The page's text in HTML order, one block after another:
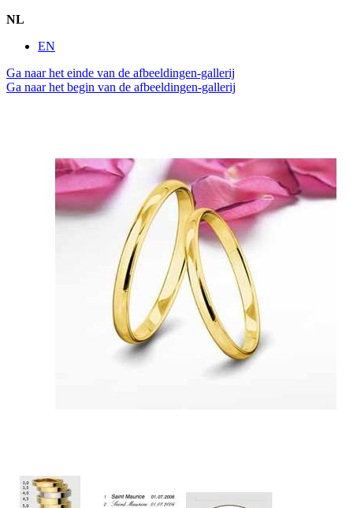
NL
EN
Ga naar het einde van de afbeeldingen-gallerij
Ga naar het begin van de afbeeldingen-gallerij